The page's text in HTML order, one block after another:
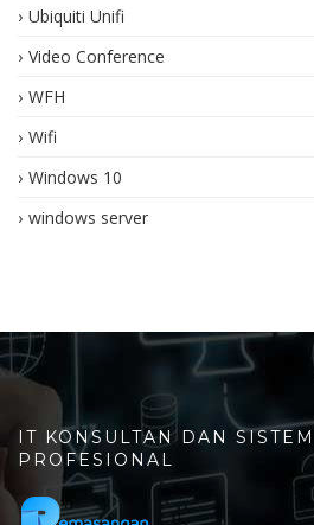
Ubiquiti Unifi
Video Conference
WFH
Wifi
Windows 10
windows server
IT KONSULTAN DAN
PROFESIONAL